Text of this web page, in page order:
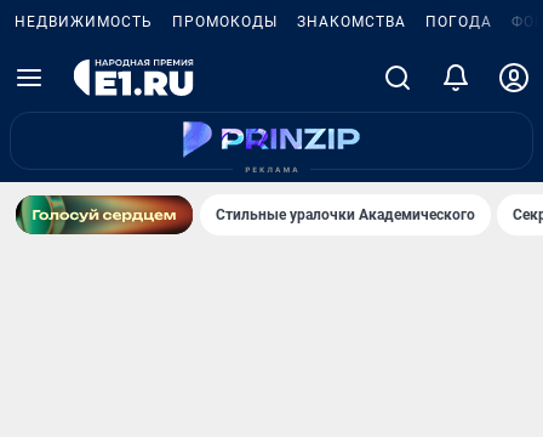
НЕДВИЖИМОСТЬ ПРОМОКОДЫ ЗНАКОМСТВА ПОГОДА
Стильные уралочки Академического